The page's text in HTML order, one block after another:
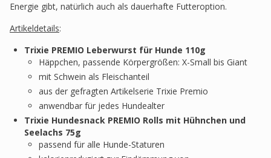
Energie gibt, natürlich auch als dauerhafte Futteroption.
Artikeldetails:
Trixie PREMIO Leberwurst für Hunde 110g
Häppchen, passende Körpergrößen: X-Small bis Giant
mit Schwein als Fleischanteil
aus der gefragten Artikelserie Trixie Premio
anwendbar für jedes Hundealter
Trixie Hundesnack PREMIO Rolls mit Hühnchen und
Seelachs 75g
passend für alle Hunde-Staturen